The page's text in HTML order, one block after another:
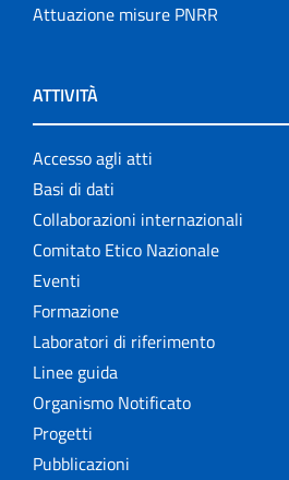
Attuazione misure PNRR
ATTIVITÀ
Accesso agli atti
Basi di dati
Collaborazioni internazionali
Comitato Etico Nazionale
Eventi
Formazione
Laboratori di riferimento
Linee guida
Organismo Notificato
Progetti
Pubblicazioni